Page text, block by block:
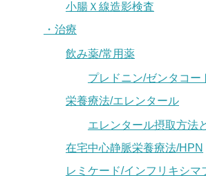
小腸Ｘ線造影検査
・治療
飲み薬/常用薬
プレドニン/ゼンタコー
栄養療法/エレンタール
エレンタール摂取方法
在宅中心静脈栄養療法/HPN
レミケード/インフリキシマ